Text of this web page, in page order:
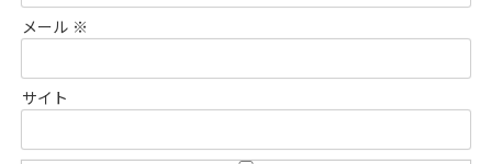
メール ※
サイト